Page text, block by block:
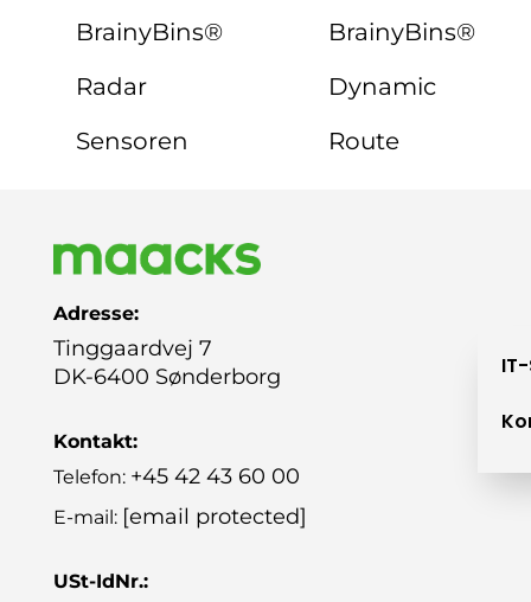
BrainyBins®
Radar
Sensoren
BrainyBins®
Dynamic
Route
Adresse:
Tinggaardvej 7
DK-6400 Sønderborg
Kontakt:
Telefon: +45 42 43 60 00
E-mail: [email protected]
USt-IdNr.: